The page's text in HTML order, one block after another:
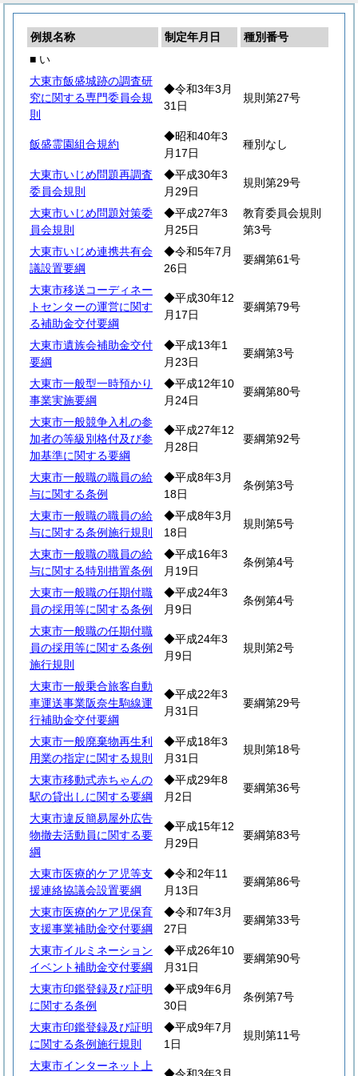
例規名称 制定年月日
種別番号
■ い
大東市飯盛城跡の調査研
究に関する専門委員会規
則
◆令和3年3月
31日
規則第27号
飯盛霊園組合規約
◆昭和40年3
月17日
種別なし
大東市いじめ問題再調査
委員会規則
◆平成30年3
月29日
規則第29号
大東市いじめ問題対策委
員会規則
◆平成27年3
月25日
教育委員会規則
第3号
大東市いじめ連携共有会
議設置要綱
◆令和5年7月
26日
要綱第61号
大東市移送コーディネー
トセンターの運営に関す
る補助金交付要綱
◆平成30年12
月17日
要綱第79号
大東市遺族会補助金交付
要綱
◆平成13年1
月23日
要綱第3号
大東市一般型一時預かり
事業実施要綱
◆平成12年10
月24日
要綱第80号
大東市一般競争入札の参
加者の等級別格付及び参
加基準に関する要綱
◆平成27年12
月28日
要綱第92号
大東市一般職の職員の給
与に関する条例
◆平成8年3月
18日
条例第3号
大東市一般職の職員の給
与に関する条例施行規則
◆平成8年3月
18日
規則第5号
大東市一般職の職員の給
与に関する特別措置条例
◆平成16年3
月19日
条例第4号
大東市一般職の任期付職
員の採用等に関する条例
◆平成24年3
月9日
条例第4号
大東市一般職の任期付職
員の採用等に関する条例
施行規則
◆平成24年3
月9日
規則第2号
大東市一般乗合旅客自動
車運送事業阪奈生駒線運
行補助金交付要綱
◆平成22年3
月31日
要綱第29号
大東市一般廃棄物再生利
用業の指定に関する規則
◆平成18年3
月31日
規則第18号
大東市移動式赤ちゃんの
駅の貸出しに関する要綱
◆平成29年8
月2日
要綱第36号
大東市違反簡易屋外広告
物撤去活動員に関する要
綱
◆平成15年12
月29日
要綱第83号
大東市医療的ケア児等支
援連絡協議会設置要綱
◆令和2年11
月13日
要綱第86号
大東市医療的ケア児保育
支援事業補助金交付要綱
◆令和7年3月
27日
要綱第33号
大東市イルミネーション
イベント補助金交付要綱
◆平成26年10
月31日
要綱第90号
大東市印鑑登録及び証明
に関する条例
◆平成9年6月
30日
条例第7号
大東市印鑑登録及び証明
に関する条例施行規則
◆平成9年7月
1日
規則第11号
大東市インターネット上